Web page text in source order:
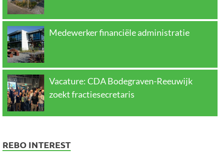
Medewerker financiële administratie
Vacature: CDA Bodegraven-Reeuwijk
zoekt fractiesecretaris
REBO INTEREST